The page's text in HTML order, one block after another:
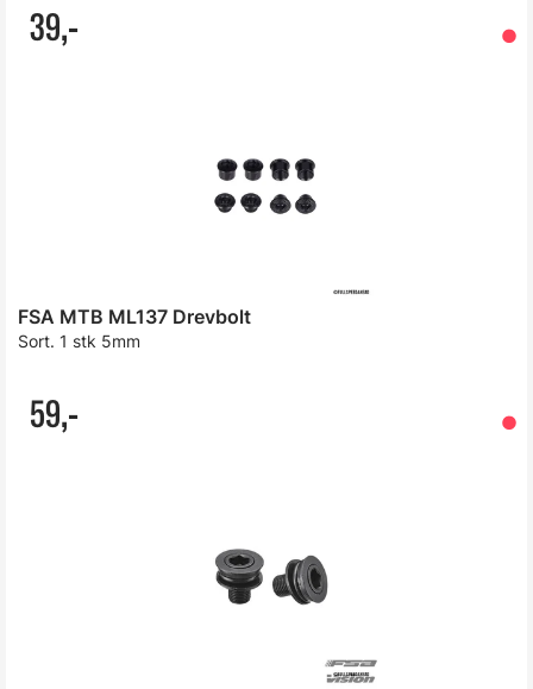
39,-
FSA MTB ML137 Drevbolt
Sort. 1 stk 5mm
59,-